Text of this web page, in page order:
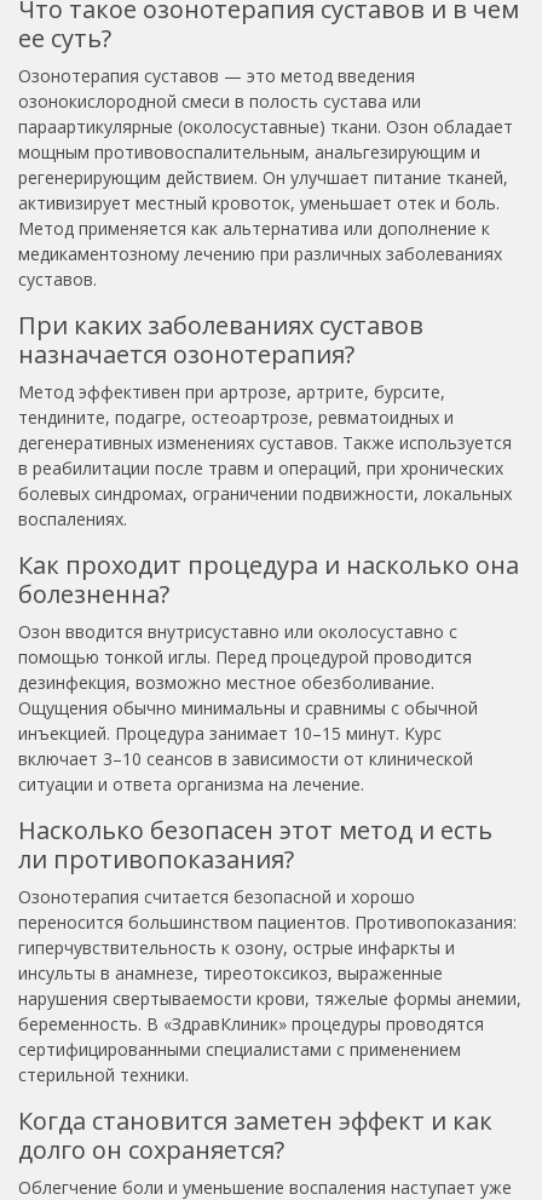
Что такое озонотерапия суставов и в чем
ее суть?
Озонотерапия суставов — это метод введения
озонокислородной смеси в полость сустава или
параартикулярные (околосуставные) ткани. Озон обладает
мощным противовоспалительным, анальгезирующим и
регенерирующим действием. Он улучшает питание тканей,
активизирует местный кровоток, уменьшает отек и боль.
Метод применяется как альтернатива или дополнение к
медикаментозному лечению при различных заболеваниях
суставов.
При каких заболеваниях суставов
назначается озонотерапия?
Метод эффективен при артрозе, артрите, бурсите,
тендините, подагре, остеоартрозе, ревматоидных и
дегенеративных изменениях суставов. Также используется
в реабилитации после травм и операций, при хронических
болевых синдромах, ограничении подвижности, локальных
воспалениях.
Как проходит процедура и насколько она
болезненна?
Озон вводится внутрисуставно или околосуставно с
помощью тонкой иглы. Перед процедурой проводится
дезинфекция, возможно местное обезболивание.
Ощущения обычно минимальны и сравнимы с обычной
инъекцией. Процедура занимает 10–15 минут. Курс
включает 3–10 сеансов в зависимости от клинической
ситуации и ответа организма на лечение.
Насколько безопасен этот метод и есть
ли противопоказания?
Озонотерапия считается безопасной и хорошо
переносится большинством пациентов. Противопоказания:
гиперчувствительность к озону, острые инфаркты и
инсульты в анамнезе, тиреотоксикоз, выраженные
нарушения свертываемости крови, тяжелые формы анемии,
беременность. В «ЗдравКлиник» процедуры проводятся
сертифицированными специалистами с применением
стерильной техники.
Когда становится заметен эффект и как
долго он сохраняется?
Облегчение боли и уменьшение воспаления наступает уже